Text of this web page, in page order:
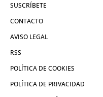
SUSCRÍBETE
CONTACTO
AVISO LEGAL
RSS
POLÍTICA DE COOKIES
POLÍTICA DE PRIVACIDAD